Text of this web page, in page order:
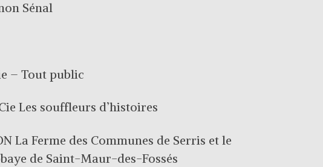
Sénal
– Tout public
Les souffleurs d’histoires
La Ferme des Communes de Serris et le
de Saint-Maur-des-Fossés